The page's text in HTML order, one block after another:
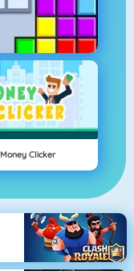
Money Clicker